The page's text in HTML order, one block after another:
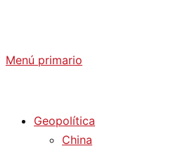
Menú primario
Geopolítica
China